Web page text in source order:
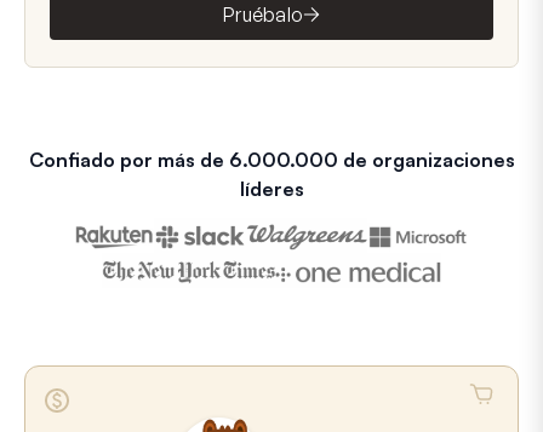
Pruébalo
Confiado por más de 6.000.000 de organizaciones
líderes